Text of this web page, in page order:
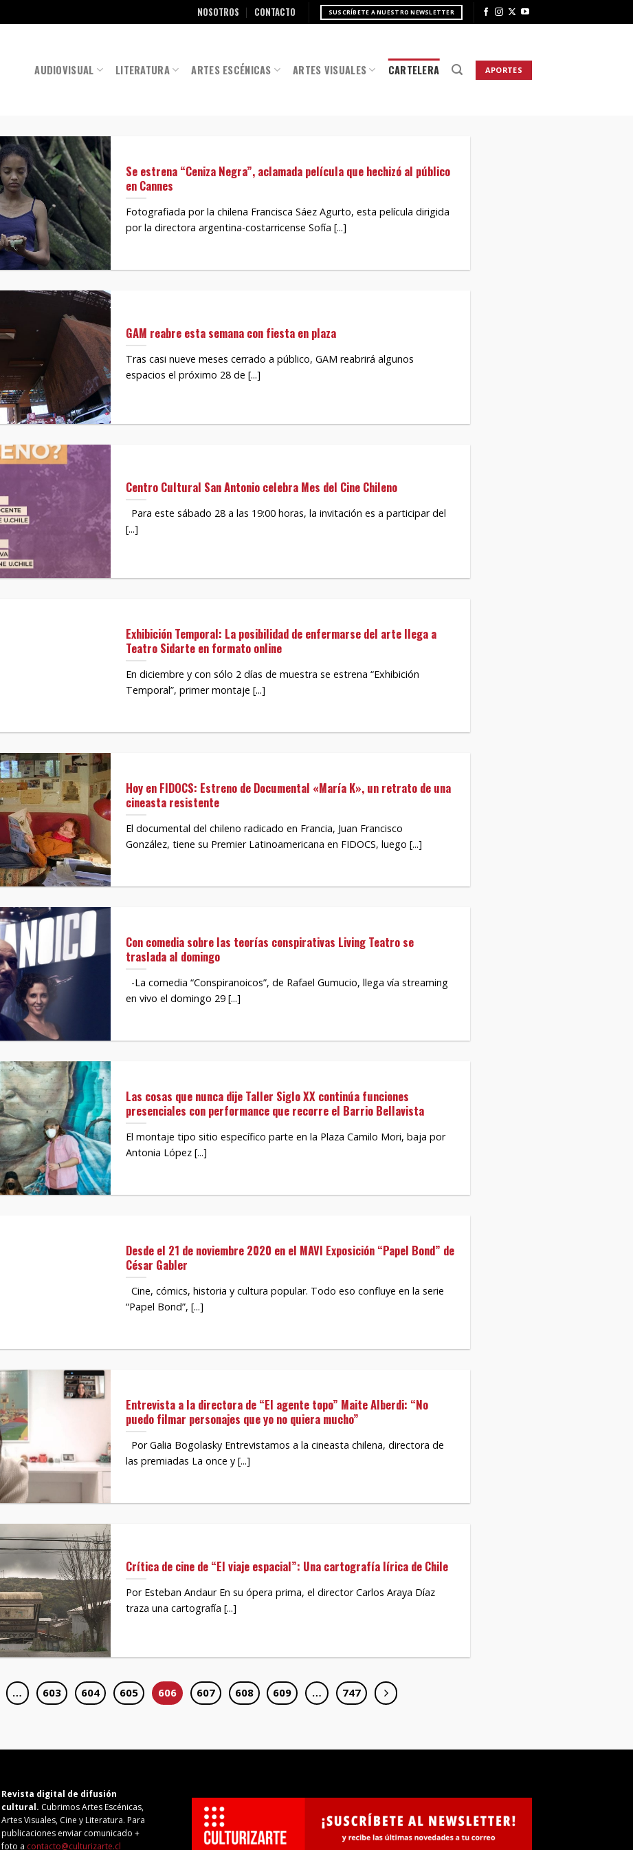
NOSOTROS CONTACTO SUSCRÍBETE A NUESTRO NEWSLETTER
AUDIOVISUAL LITERATURA ARTES ESCÉNICAS ARTES VISUALES CARTELERA APORTES
Se estrena “Ceniza Negra”, aclamada película que hechizó al público
en Cannes
Fotografiada por la chilena Francisca Sáez Agurto, esta película dirigida
por la directora argentina-costarricense Sofía [...]
GAM reabre esta semana con fiesta en plaza
Tras casi nueve meses cerrado a público, GAM reabrirá algunos
espacios el próximo 28 de [...]
Centro Cultural San Antonio celebra Mes del Cine Chileno
Para este sábado 28 a las 19:00 horas, la invitación es a participar del
[...]
Exhibición Temporal: La posibilidad de enfermarse del arte llega a
Teatro Sidarte en formato online
En diciembre y con sólo 2 días de muestra se estrena “Exhibición
Temporal”, primer montaje [...]
Hoy en FIDOCS: Estreno de Documental «María K», un retrato de una
cineasta resistente
El documental del chileno radicado en Francia, Juan Francisco
González, tiene su Premier Latinoamericana en FIDOCS, luego [...]
Con comedia sobre las teorías conspirativas Living Teatro se
traslada al domingo
-La comedia “Conspiranoicos”, de Rafael Gumucio, llega vía streaming
en vivo el domingo 29 [...]
Las cosas que nunca dije Taller Siglo XX continúa funciones
presenciales con performance que recorre el Barrio Bellavista
El montaje tipo sitio específico parte en la Plaza Camilo Mori, baja por
Antonia López [...]
Desde el 21 de noviembre 2020 en el MAVI Exposición “Papel Bond” de
César Gabler
Cine, cómics, historia y cultura popular. Todo eso confluye en la serie
“Papel Bond”, [...]
Entrevista a la directora de “El agente topo” Maite Alberdi: “No
puedo filmar personajes que yo no quiera mucho”
Por Galia Bogolasky Entrevistamos a la cineasta chilena, directora de
las premiadas La once y [...]
Crítica de cine de “El viaje espacial”: Una cartografía lírica de Chile
Por Esteban Andaur En su ópera prima, el director Carlos Araya Díaz
traza una cartografía [...]
… 603 604 605 606 607 608 609 … 747
Revista digital de difusión
cultural. Cubrimos Artes Escénicas,
Artes Visuales, Cine y Literatura. Para
publicaciones enviar comunicado +
foto a contacto@culturizarte.cl